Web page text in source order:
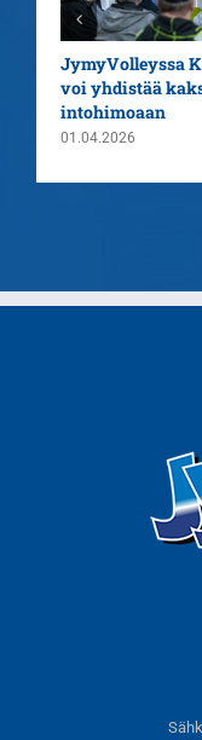
JymyVolleyssa
voi yhdistää
intohimoaan
01.04.2026